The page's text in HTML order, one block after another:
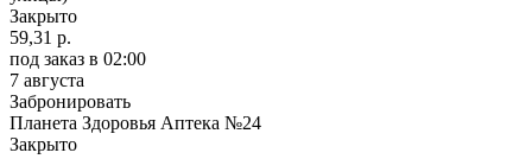
Закрыто
59,31 р.
под заказ в 02:00
7 августа
Забронировать
Планета Здоровья Аптека №24
Закрыто